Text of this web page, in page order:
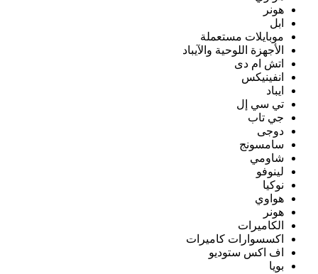
هونر
ابل
موبايلات مستعملة
الأجهزة اللوحية والآيباد
اتش ام دى
انفينيكس
ايباد
تي سي إل
جي تاب
دوجى
سامسونج
شاومي
لينوفو
نوكيا
هواوي
هونر
الكاميرات
اكسسوارات كاميرات
اف اكس ستوديو
بويا